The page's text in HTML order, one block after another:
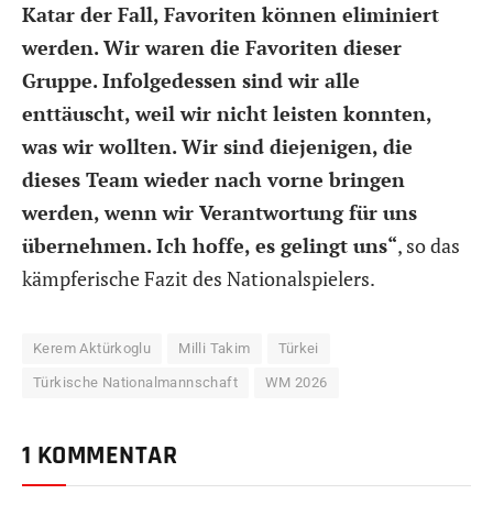
Katar der Fall, Favoriten können eliminiert
werden. Wir waren die Favoriten dieser
Gruppe. Infolgedessen sind wir alle
enttäuscht, weil wir nicht leisten konnten,
was wir wollten. Wir sind diejenigen, die
dieses Team wieder nach vorne bringen
werden, wenn wir Verantwortung für uns
übernehmen. Ich hoffe, es gelingt uns“, so das
kämpferische Fazit des Nationalspielers.
Kerem Aktürkoglu Milli Takim Türkei
Türkische Nationalmannschaft WM 2026
1 KOMMENTAR